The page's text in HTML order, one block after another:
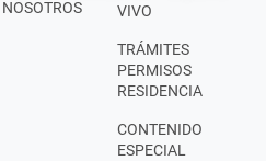
VIVO
TRÁMITES
PERMISOS
RESIDENCIA
CONTENIDO
ESPECIAL